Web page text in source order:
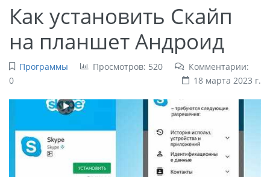
Как установить Скайп
на планшет Андроид
Программы Просмотров: 520
Комментарии:
0
18 марта 2023 г.